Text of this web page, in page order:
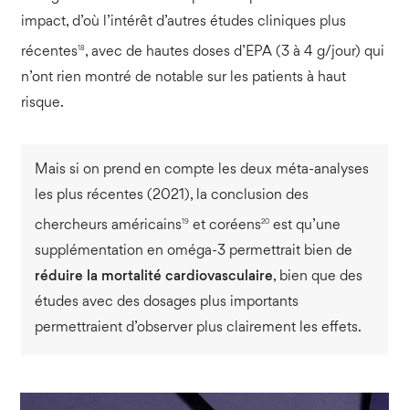
impact, d’où l’intérêt d’autres études cliniques plus
récentes18, avec de hautes doses d’EPA (3 à 4 g/jour) qui
n’ont rien montré de notable sur les patients à haut
risque.
Mais si on prend en compte les deux méta-analyses
les plus récentes (2021), la conclusion des
chercheurs américains19et coréens20est qu’une
supplémentation en oméga-3 permettrait bien de
réduire la mortalité cardiovasculaire, bien que des
études avec des dosages plus importants
permettraient d’observer plus clairement les effets.